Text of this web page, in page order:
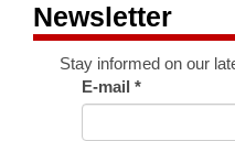
Newsletter
Stay informed on our
E-mail*